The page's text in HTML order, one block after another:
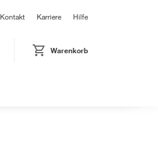
Kontakt Karriere Hilfe
Warenkorb